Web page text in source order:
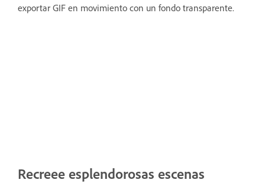
exportar GIF en movimiento con un fondo transparente.
Recreee esplendorosas escenas